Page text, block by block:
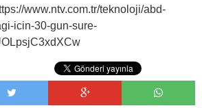
www.ntv.com.tr/teknoloji/abd-
icin-30-gun-sure-